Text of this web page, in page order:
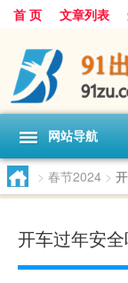
首 页 文章列表
网站导航
> 春节2024 >
开车过年安